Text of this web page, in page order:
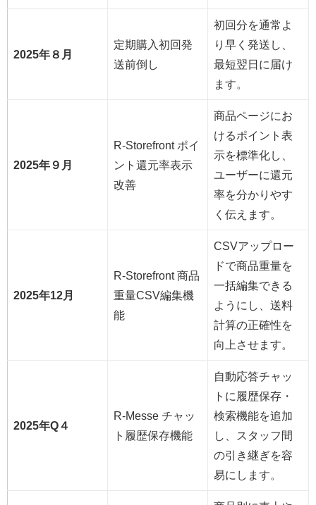
2025年８月
定期購入初回発
送前倒し
初回分を通常よ
り早く発送し、
最短翌日に届け
ます。
2025年９月
R‑Storefront ポイ
ント還元率表示
改善
商品ページにお
けるポイント表
示を標準化し、
ユーザーに還元
率を分かりやす
く伝えます。
2025年12月
R‑Storefront 商品
重量CSV編集機
能
CSVアップロー
ドで商品重量を
一括編集できる
ようにし、送料
計算の正確性を
向上させます。
2025年Q４
R‑Messe チャッ
ト履歴保存機能
自動応答チャッ
トに履歴保存・
検索機能を追加
し、スタッフ間
の引き継ぎを容
易にします。